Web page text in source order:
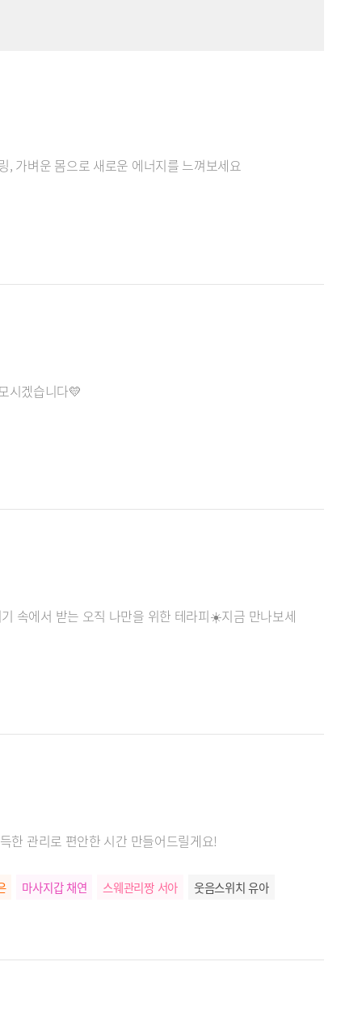
, 가벼운 몸으로 새로운 에너지를 느껴보세요
시겠습니다💛
속에서 받는 오직 나만을 위한 테라피☀️지금 만나보세
한 관리로 편안한 시간 만들어드릴게요!
마사지갑 채연 스웨관리짱 서아 웃음스위치 유아